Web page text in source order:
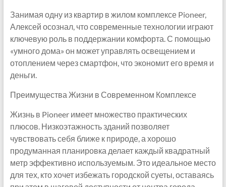
Занимая одну из квартир в жилом комплексе Pioneer,
Алексей осознал, что современные технологии играют
ключевую роль в поддержании комфорта. С помощью
«умного дома» он может управлять освещением и
отоплением через смартфон, что экономит его время и
деньги.
Преимущества Жизни в Современном Комплексе
Жизнь в Pioneer имеет множество практических
плюсов. Низкоэтажность зданий позволяет
чувствовать себя ближе к природе, а хорошо
продуманная планировка делает каждый квадратный
метр эффективно используемым. Это идеальное место
для тех, кто хочет избежать городской суеты, оставаясь